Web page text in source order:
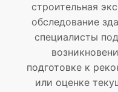
строительная
обследование
специалисты
подготовке к
или оценке